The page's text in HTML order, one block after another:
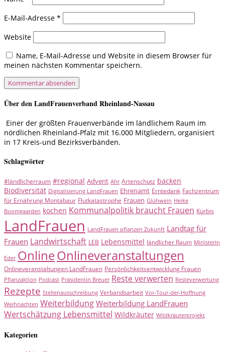
E-Mail-Adresse *
Website
Name, E-Mail-Adresse und Website in diesem Browser für
meinen nächsten Kommentar speichern.
Über den LandFrauenverband Rheinland-Nassau
Einer der größten Frauenverbände im ländlichem Raum im
nördlichen Rheinland-Pfalz mit 16.000 Mitgliedern, organisiert
in 17 Kreis-und Bezirksverbänden.
Schlagwörter
#ländlicherraum #regional Advent Ahr Artenschutz backen
Biodiversität Digitalisierung LandFrauen Ehrenamt Erntedank Fachzentrum
für Ernährung Montabaur Flutkatastrophe Frauen Glühwein Heike
Boomgaarden kochen Kommunalpolitik braucht Frauen Kürbis
LandFrauen LandFrauen pflanzen Zukunft Landtag für
Frauen Landwirtschaft LEB Lebensmittel ländlicher Raum Ministerin
Eder OnlineOnlineveranstaltungen
Onlineveranstaltungen LandFrauen Persönlichkeitsentwicklung Frauen
Pflanzaktion Podcast Präsidentin Breuer Reste verwerten Resteverwertung
Rezepte Stellenausschreibung Verbandsarbeit Vor-Tour-der-Hoffnung
Weihnachten Weiterbildung Weiterbildung LandFrauen
Wertschätzung Lebensmittel Wildkräuter Wildkräuterprojekt
Kategorien